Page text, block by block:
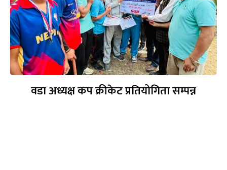
वडा अध्यक्ष कप क्रीकेट प्रतियोगिता सम्पन्न